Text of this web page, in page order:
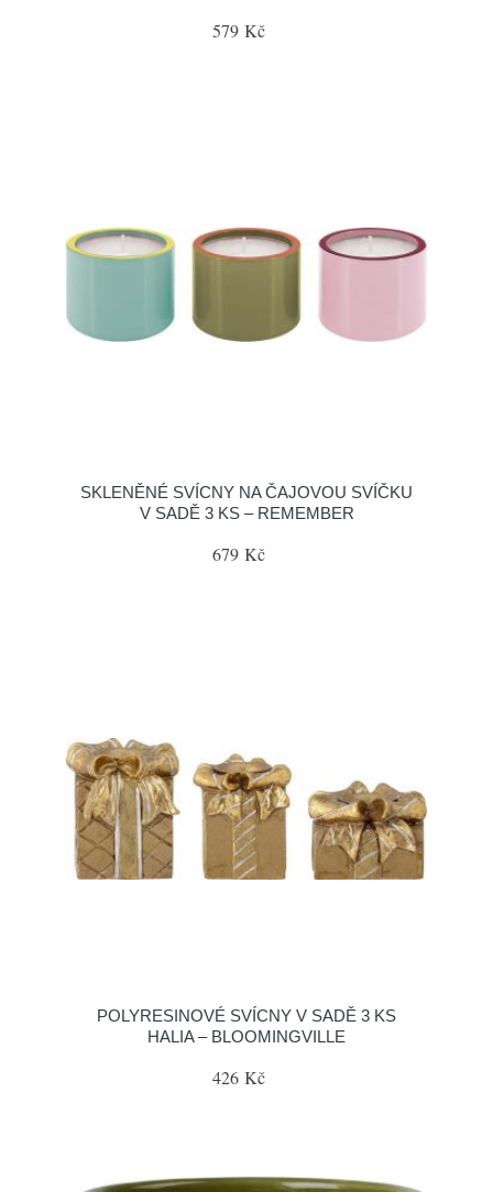
579 Kč
SKLENĚNÉ SVÍCNY NA ČAJOVOU SVÍČKU
V SADĚ 3 KS – REMEMBER
679 Kč
POLYRESINOVÉ SVÍCNY V SADĚ 3 KS
HALIA – BLOOMINGVILLE
426 Kč